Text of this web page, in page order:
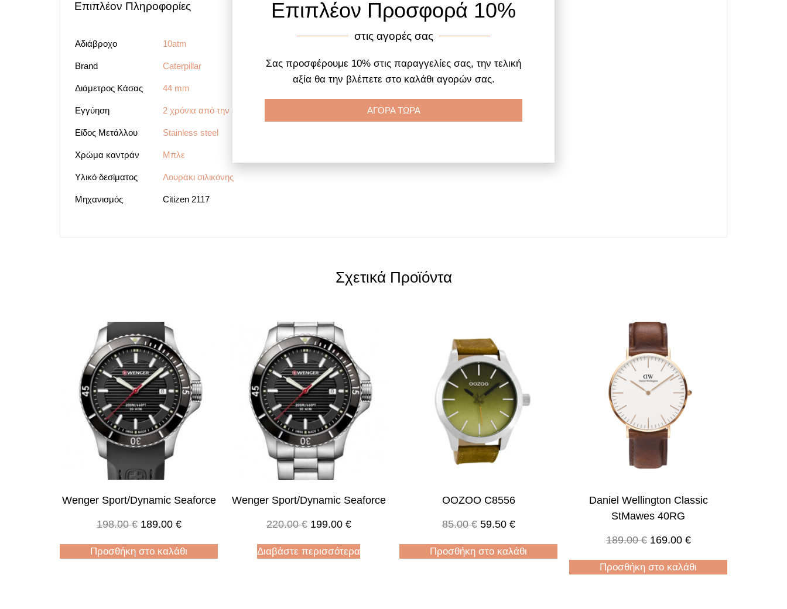
Επιπλέον Πληροφορίες
Αδιάβροχο 10atm
Brand Caterpillar
Διάμετρος Κάσας 44 mm
Εγγύηση 2 χρόνια από την επίσημη αντιπροσωπεία
Είδος Μετάλλου Stainless steel
Χρώμα καντράν Μπλε
Υλικό δεσίματος Λουράκι σιλικόνης
Μηχανισμός Citizen 2117
Σχετικά Προϊόντα
Wenger Sport/dynamic Seaforce
198.00€ 189.00 €
Προσθήκη στο καλάθι
Wenger Sport/dynamic Seaforce
220.00€ 199.00 €
Διαβάστε περισσότερα
OOZOO C8556
85.00€ 59.50 €
Προσθήκη στο καλάθι
Daniel Wellington Classic
StMawes 40RG
189.00€ 169.00 €
Προσθήκη στο καλάθι
Επιπλέον Προσφορά 10%
στις αγορές σας
Σας προσφέρουμε 10% στις παραγγελίες σας, την τελική
αξία θα την βλέπετε στο καλάθι αγορών σας.
ΑΓΟΡΑ ΤΩΡΑ